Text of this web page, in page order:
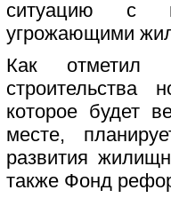
ситуацию с
угрожающими
Как отметил
строительства
которое будет
месте,
развития
также Фонд